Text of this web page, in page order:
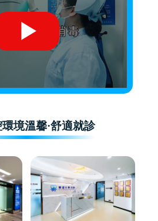
境溫馨·舒適就診